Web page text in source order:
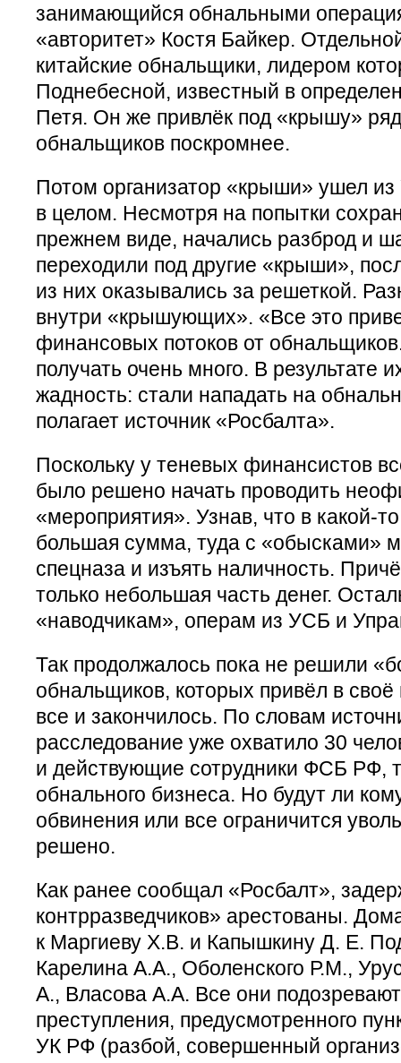
занимающийся обнальными
«авторитет» Костя Байкер.
китайские обнальщики, лидером
Поднебесной, известный в
Петя. Он же привлёк под «крышу»
обнальщиков поскромнее.
Потом организатор «крыши» ушел
в целом. Несмотря на попытки
прежнем виде, начались разброд и
переходили под другие «крыши»,
из них оказывались за решеткой.
внутри «крышующих». «Все это
финансовых потоков от
получать очень много. В результате
жадность: стали нападать на
полагает источник «Росбалта».
Поскольку у теневых финансистов
было решено начать проводить
«мероприятия». Узнав, что в какой-
большая сумма, туда с «обысками»
спецназа и изъять наличность.
только небольшая часть денег.
«наводчикам», операм из УСБ и
Так продолжалось пока не решили
обнальщиков, которых привёл в
все и закончилось. По словам
расследование уже охватило 30
и действующие сотрудники ФСБ РФ,
обнального бизнеса. Но будут ли
обвинения или все ограничится
решено.
Как ранее сообщал «Росбалт»,
контрразведчиков» арестованы.
к Маргиеву Х.В. и Капышкину Д. Е.
Карелина А.А., Оболенского Р.М.,
А., Власова А.А. Все они
преступления, предусмотренного
УК РФ (разбой, совершенный